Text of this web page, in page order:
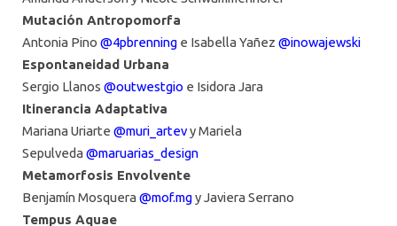
Mutación Antropomorfa
Antonia Pino @4pbrenning e Isabella Yañez @inowajewski
Espontaneidad Urbana
Sergio Llanos @outwestgio e Isidora Jara
Itinerancia Adaptativa
Mariana Uriarte @muri_artevy Mariela
Sepulveda @maruarias_design
Metamorfosis Envolvente
Benjamín Mosquera @mof.mgy Javiera Serrano
Tempus Aquae